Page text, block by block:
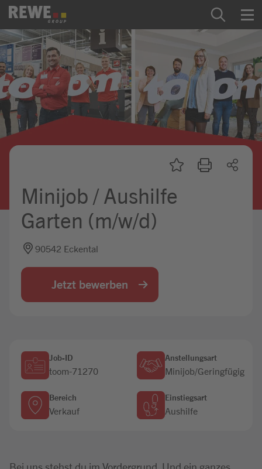
Zum Inhalt springen
Startseite
REWE Group als Arbeitgeber
Ausbildung & Studium
Praktikum & Werkstudium
Mein Kandidat:innenprofil
Minijob / Aushilfe
Garten (m/w/d)
90542 Eckental
Jetzt bewerben
Job-ID
toom-71270
Anstellungsart
Minijob/Geringfügig
Bereich
Verkauf
Einstiegsart
Aushilfe
Bei uns stehst du im Vordergrund. Und ein ganzes